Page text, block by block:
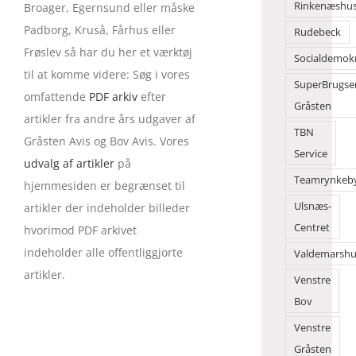
Broager, Egernsund eller måske
Padborg, Kruså, Fårhus eller
Frøslev så har du her et værktøj
til at komme videre: Søg i vores
omfattende PDF arkiv efter
artikler fra andre års udgaver af
Gråsten Avis og Bov Avis. Vores
udvalg af artiklerpå
hjemmesiden er begrænset til
artikler der indeholder billeder
hvorimod PDF arkivet
indeholder alle offentliggjorte
artikler.
Rudebeck
Gråsten
TBN
Service
Ulsnæs-
Centret
Venstre
Bov
Venstre
Gråsten